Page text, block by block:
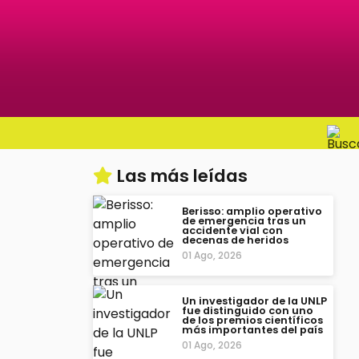
Las más leídas
Berisso: amplio operativo
de emergencia tras un
accidente vial con
decenas de heridos
01 Ago, 2026
Un investigador de la UNLP
fue distinguido con uno
de los premios científicos
más importantes del país
01 Ago, 2026